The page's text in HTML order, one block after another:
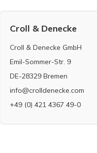
Croll & Denecke
Croll & Denecke GmbH
Emil-Sommer-Str. 9
DE-28329 Bremen
info@crolldenecke.com
+49 (0) 421 4367 49-0